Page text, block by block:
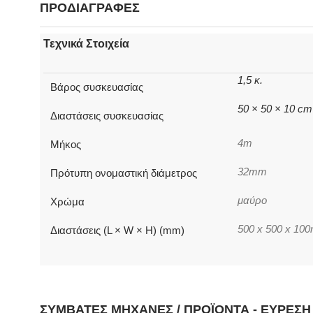
ΠΡΟΔΙΑΓΡΑΦΕΣ
Τεχνικά Στοιχεία
Βάρος συσκευασίας
1,5 κ.
Διαστάσεις συσκευασίας
50 × 50 × 10 cm
Μήκος 4m
Πρότυπη ονομαστική διάμετρος 32mm
Χρώμα μαύρο
Διαστάσεις (L × W × H) (mm) 500 x 500 x
ΣΥΜΒΑΤΈΣ ΜΗΧΑΝΈΣ / ΠΡΟΪΌΝΤΑ -